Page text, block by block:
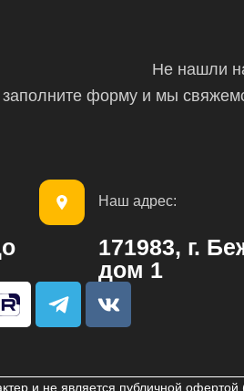
Не нашли
заполните форму и мы
Наш адрес:
171983, г.
дом 1
T
e
g
V
k
и не является публичной офертой